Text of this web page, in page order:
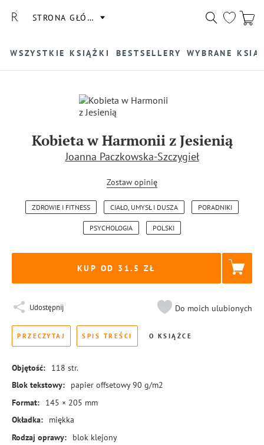
STRONA GŁÓWNA
WSZYSTKIE KSIĄŻKI BESTSELLERY WYBRANE
Kobieta w Harmonii z Jesienią
Joanna Paczkowska-Szczygieł
Zostaw opinię
ZDROWIE I FITNESS CIAŁO, UMYSŁ I DUSZA PORADNIKI
PSYCHOLOGIA POLSKI
KUP OD 31.5
Udostępnij Do moich ulubionych
PRZECZYTAJ SPIS TREŚCI O KSIĄŻCE
Objętość: 118 str.
Blok tekstowy:
papier offsetowy 90 g/m2
Format:
145 × 205 mm
Okładka:
miękka
Rodzaj oprawy:
blok klejony